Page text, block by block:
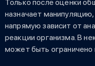
Только после оценки
назначает
напрямую зависит от
реакции организма. В
может быть ограничено